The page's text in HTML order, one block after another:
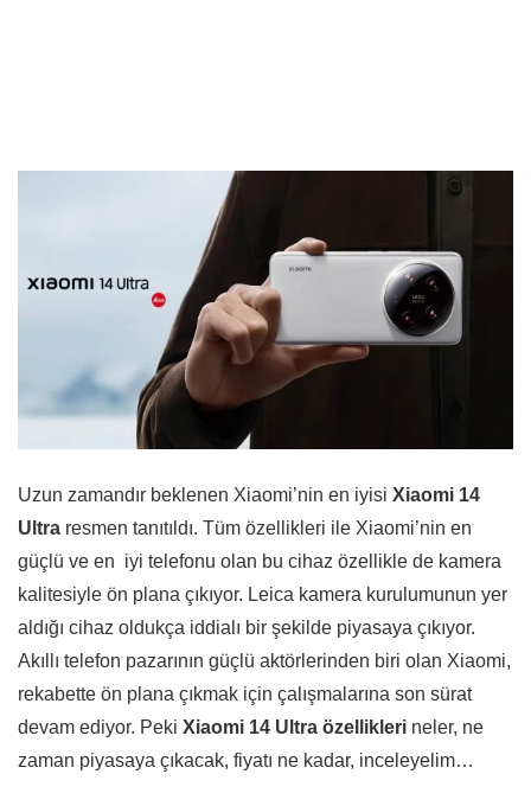
Uzun zamandır beklenen Xiaomi’nin en iyisi Xiaomi 14
Ultra resmen tanıtıldı. Tüm özellikleri ile Xiaomi’nin en
güçlü ve en iyi telefonu olan bu cihaz özellikle de kamera
kalitesiyle ön plana çıkıyor. Leica kamera kurulumunun yer
aldığı cihaz oldukça iddialı bir şekilde piyasaya çıkıyor.
Akıllı telefon pazarının güçlü aktörlerinden biri olan Xiaomi,
rekabette ön plana çıkmak için çalışmalarına son sürat
devam ediyor. Peki Xiaomi 14 Ultra özellikleri neler, ne
zaman piyasaya çıkacak, fiyatı ne kadar, inceleyelim…